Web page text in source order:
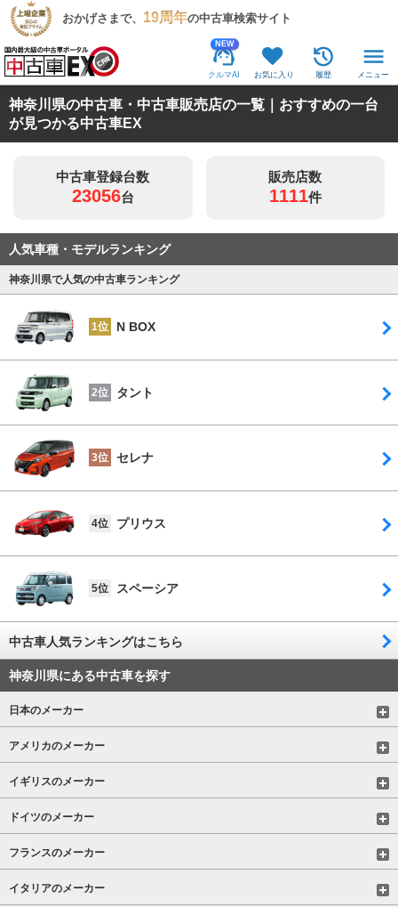
おかげさまで、 19周年の中古車検索サイト
NEW
クルマAI お気に入り 履歴 メニュー
神奈川県の中古車・中古車販売店の一覧｜おすすめの一台
が見つかる中古車EX
中古車登録台数
23056台
販売店数
1111件
人気車種・モデルランキング
神奈川県で人気の中古車ランキング
1位 N BOX
2位 タント
3位 セレナ
4位 プリウス
5位 スペーシア
中古車人気ランキングはこちら
神奈川県にある中古車を探す
日本のメーカー
アメリカのメーカー
イギリスのメーカー
ドイツのメーカー
フランスのメーカー
イタリアのメーカー